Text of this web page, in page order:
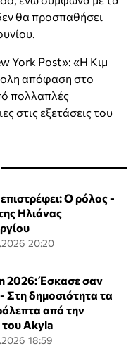
θα προσπαθήσει
York Post»: «Η Κιμ
απόφαση στο
πολλαπλές
στις εξετάσεις του
Ο ρόλος -
Ηλιάνας
20:20
2026: Έσκασε σαν
Στη δημοσιότητα τα
από την
Akyla
18:59